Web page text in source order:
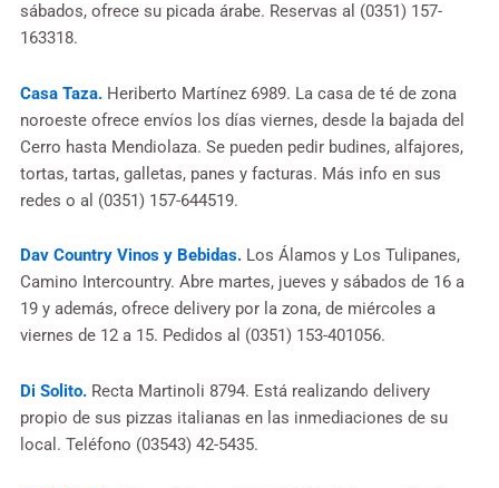
sábados, ofrece su picada árabe. Reservas al (0351) 157-
163318.
Casa Taza. Heriberto Martínez 6989. La casa de té de zona
noroeste ofrece envíos los días viernes, desde la bajada del
Cerro hasta Mendiolaza. Se pueden pedir budines, alfajores,
tortas, tartas, galletas, panes y facturas. Más info en sus
redes o al (0351) 157-644519.
Dav Country Vinos y Bebidas. Los Álamos y Los Tulipanes,
Camino Intercountry. Abre martes, jueves y sábados de 16 a
19 y además, ofrece delivery por la zona, de miércoles a
viernes de 12 a 15. Pedidos al (0351) 153-401056.
Di Solito. Recta Martinoli 8794. Está realizando delivery
propio de sus pizzas italianas en las inmediaciones de su
local. Teléfono (03543) 42-5435.